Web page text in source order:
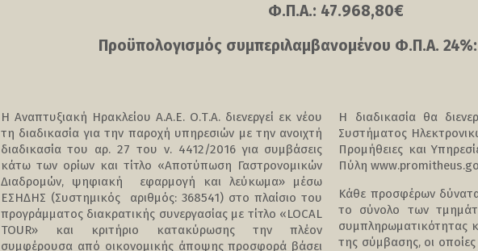
Φ.Π.Α.: 47.968,80€
Προϋπολογισμός συμπεριλαμβανομένου Φ.Π.Α.
Η Αναπτυξιακή Ηρακλείου Α.Α.Ε. Ο.Τ.Α. διενεργεί εκ νέου
τη διαδικασία για την παροχή υπηρεσιών με την ανοιχτή
διαδικασία του αρ. 27 του ν. 4412/2016 για συμβάσεις
κάτω των ορίων και τίτλο «Αποτύπωση Γαστρονομικών
Διαδρομών, ψηφιακή εφαρμογή και λεύκωμα» μέσω
ΕΣΗΔΗΣ (Συστημικός αριθμός: 368541) στο πλαίσιο του
προγράμματος διακρατικής συνεργασίας με τίτλο «LOCAL
TOUR» και κριτήριο κατακύρωσης την πλέον
συμφέρουσα από οικονομικής άποψης προσφορά βάσει
Η διαδικασία θα
Συστήματος
Προμήθειες και
Πύλη
Κάθε προσφέρων
το σύνολο των
συμπληρωματικότητας
της σύμβασης, οι